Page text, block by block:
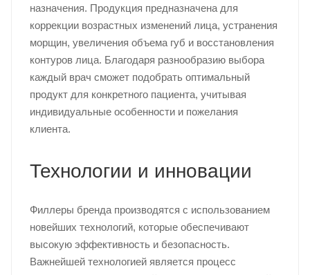
назначения. Продукция предназначена для
коррекции возрастных изменений лица, устранения
морщин, увеличения объема губ и восстановления
контуров лица. Благодаря разнообразию выбора
каждый врач сможет подобрать оптимальный
продукт для конкретного пациента, учитывая
индивидуальные особенности и пожелания
клиента.
Технологии и инновации
Филлеры бренда производятся с использованием
новейших технологий, которые обеспечивают
высокую эффективность и безопасность.
Важнейшей технологией является процесс